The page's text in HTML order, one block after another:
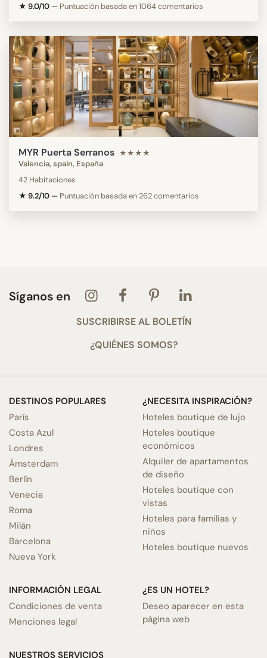
★ 9.0/10 — Puntuación basada en 1064 comentarios
MYR Puerta Serranos ★★★★
Valencia, spain, España
42 Habitaciones
★ 9.2/10 — Puntuación basada en 262 comentarios
Síganos en
SUSCRIBIRSE AL BOLETÍN
¿QUIÉNES SOMOS?
DESTINOS POPULARES
París
Costa Azul
Londres
Ámsterdam
Berlín
Venecia
Roma
Milán
Barcelona
Nueva York
¿NECESITA INSPIRACIÓN?
Hoteles boutique de lujo
Hoteles boutique
económicos
Alquiler de apartamentos
de diseño
Hoteles boutique con
vistas
Hoteles para familias y
niños
Hoteles boutique nuevos
INFORMACIÓN LEGAL
Condiciones de venta
Menciones legal
NUESTROS SERVICIOS
¿ES UN HOTEL?
Deseo aparecer en esta
página web